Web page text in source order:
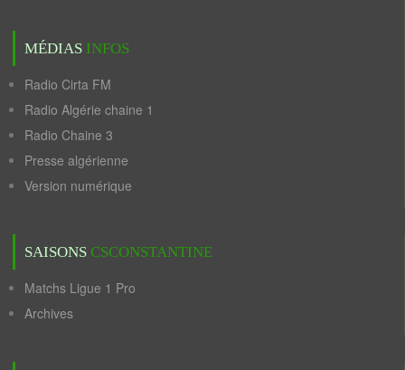
MÉDIAS INFOS
Radio Cirta FM
Radio Algérie chaine 1
Radio Chaine 3
Presse algérienne
Version numérique
SAISONS CSCONSTANTINE
Matchs Ligue 1 Pro
Archives